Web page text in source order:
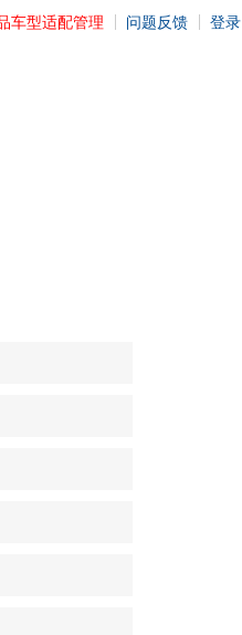
车型适配管理 问题反馈 登录